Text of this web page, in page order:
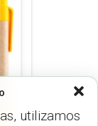
utilizamos